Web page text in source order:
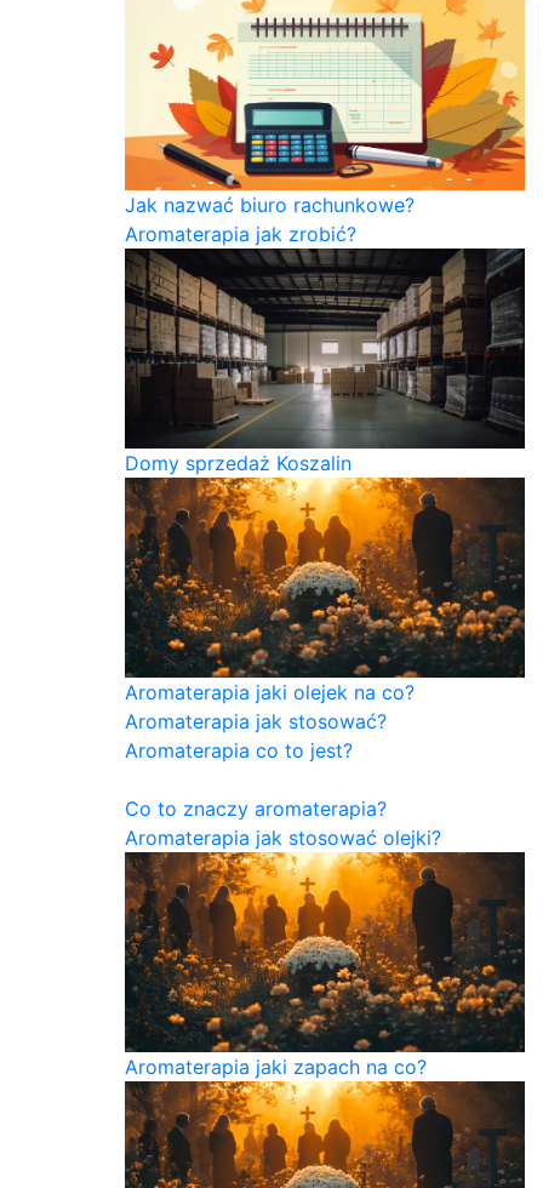
Jak nazwać biuro rachunkowe?
Aromaterapia jak zrobić?
Domy sprzedaż Koszalin
Aromaterapia jaki olejek na co?
Aromaterapia jak stosować?
Aromaterapia co to jest?
Co to znaczy aromaterapia?
Aromaterapia jak stosować olejki?
Aromaterapia jaki zapach na co?